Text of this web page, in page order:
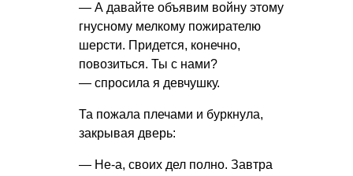
— А давайте объявим войну этому
гнусному мелкому пожирателю
шерсти. Придется, конечно,
повозиться. Ты с нами?
— спросила я девчушку.
Та пожала плечами и буркнула,
закрывая дверь:
— Не-а, своих дел полно. Завтра